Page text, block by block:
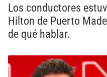
Los conductores
Hilton de Puerto
de qué hablar.